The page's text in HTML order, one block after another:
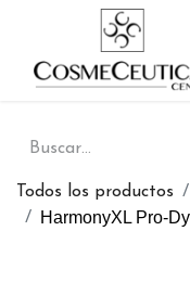
Todos los productos
HarmonyXL Pro-